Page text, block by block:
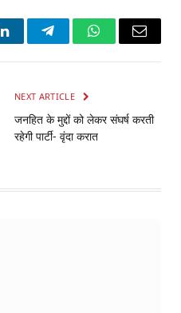
LinkedInTelegramWhatsApp
Email
NEXT ARTICLE
जनहित के मुद्दों को लेकर संघर्ष करती
रहेगी पार्टी- वृंदा करात